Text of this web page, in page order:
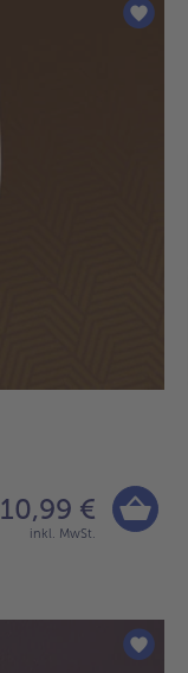
10,99 €
inkl. MwSt.